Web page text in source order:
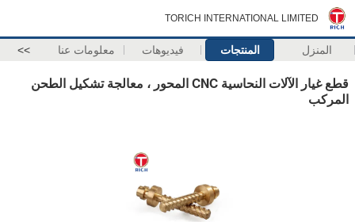
TORICH INTERNATIONAL LIMITED
المنزل المنتجات فيديوهات معلومات عنا >>
قطع غيار الآلات النحاسية CNC المحور ، معالجة تشكيل الطحن
المركب